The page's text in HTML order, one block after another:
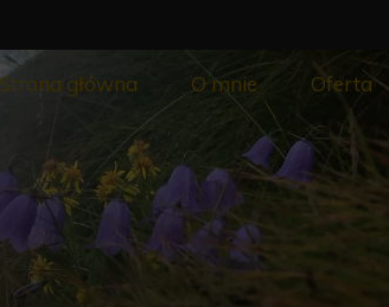
Strona główna O mnie Oferta